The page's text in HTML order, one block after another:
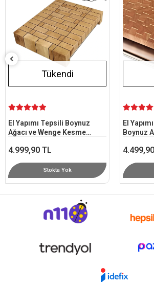
Tükendi
El Yapımı Tepsili Kiraz ve
Boynuz Ağacı Kesme Tahtası
4.499,90 TL
Stokta Yok
El